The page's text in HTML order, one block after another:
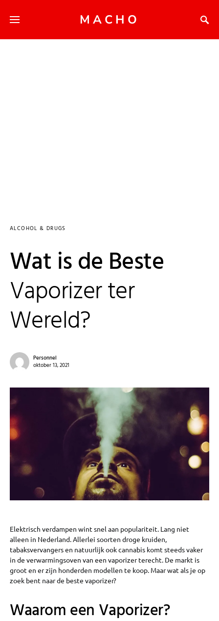
MACHO
ALCOHOL & DRUGS
Wat is de Beste
Vaporizer ter
Wereld?
Personnel
oktober 13, 2021
Elektrisch verdampen wint snel aan populariteit. Lang niet
alleen in Nederland. Allerlei soorten droge kruiden,
tabaksvervangers en natuurlijk ook cannabis komt steeds vaker
in de verwarmingsoven van een vaporizer terecht. De markt is
groot en er zijn honderden modellen te koop. Maar wat als je op
zoek bent naar de beste vaporizer?
Waarom een Vaporizer?